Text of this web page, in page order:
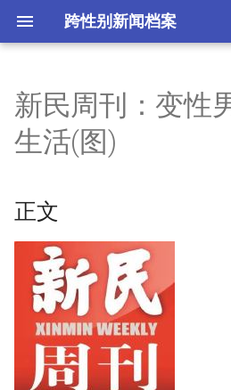
跨性别新闻档案
n
t
a
正文
时间
摘要与附加信息
附加信息 [Processed Page
Metadata]
新民周刊：变性
生活(图)
正文